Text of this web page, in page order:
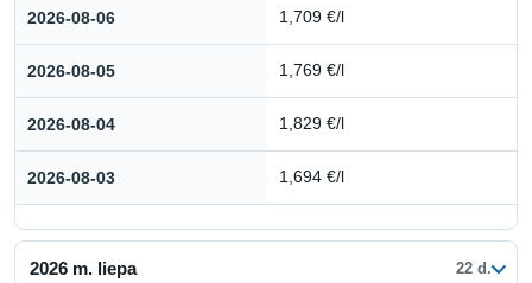
2026-08-06 1,709 €/l
2026-08-05 1,769 €/l
2026-08-04 1,829 €/l
2026-08-03 1,694 €/l
2026 m. liepa 22 d.